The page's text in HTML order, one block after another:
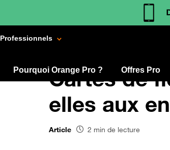
Professionnels
Pourquoi Orange Pro ? Offres Pro
Cartes de
elles aux
Article 2 min de lecture